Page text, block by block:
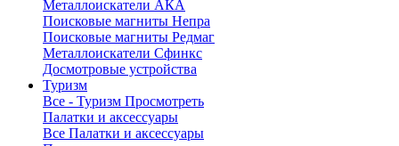
Металлоискатели АКА
Поисковые магниты Непра
Поисковые магниты Редмаг
Металлоискатели Сфинкс
Досмотровые устройства
Туризм
Все - Туризм Просмотреть
Палатки и аксессуары
Все Палатки и аксессуары